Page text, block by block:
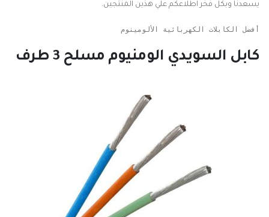
يسعدنا وبكل فخر اطلاعكم علي هذين المنتجين.
أفضل الكابلات الكهربائية الألومينوم
كابل السويدي الومنيوم مسلح 3 طرف